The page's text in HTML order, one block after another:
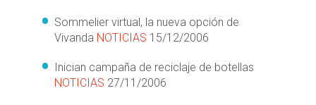
Sommelier virtual, la nueva opción de
Vivanda NOTICIAS 15/12/2006
Inician campaña de reciclaje de botellas
NOTICIAS 27/11/2006